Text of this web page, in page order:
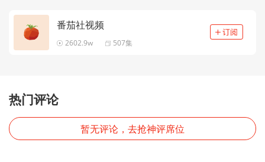
番茄社视频
2602.9w 507集
热门评论
暂无评论，去抢神评席位